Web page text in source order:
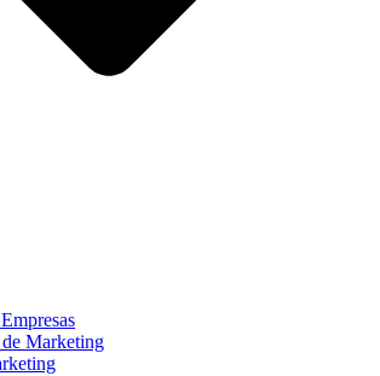
Marketing